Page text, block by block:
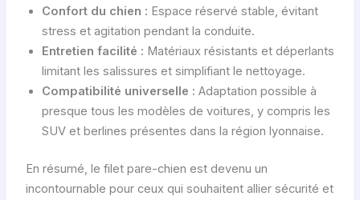
Confort du chien : Espace réservé stable, évitant
stress et agitation pendant la conduite.
Entretien facilité : Matériaux résistants et déperlants
limitant les salissures et simplifiant le nettoyage.
Compatibilité universelle : Adaptation possible à
presque tous les modèles de voitures, y compris les
SUV et berlines présentes dans la région lyonnaise.
En résumé, le filet pare-chien est devenu un
incontournable pour ceux qui souhaitent allier sécurité et